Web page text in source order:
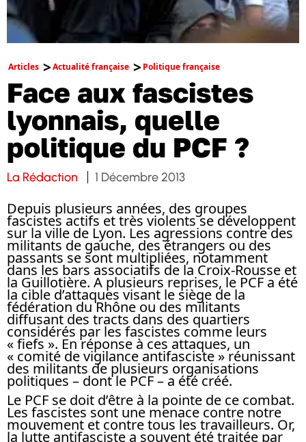
Articles Actualité française Politique française
Face aux fascistes
lyonnais, quelle
politique du PCF ?
La Rédaction 1 Décembre 2013
Depuis plusieurs années, des groupes
fascistes actifs et très violents se développent
sur la ville de Lyon. Les agressions contre des
militants de gauche, des étrangers ou des
passants se sont multipliées, notamment
dans les bars associatifs de la Croix-Rousse et
la Guillotière. A plusieurs reprises, le PCF a été
la cible d’attaques visant le siège de la
fédération du Rhône ou des militants
diffusant des tracts dans des quartiers
considérés par les fascistes comme leurs
« fiefs ». En réponse à ces attaques, un
« comité de vigilance antifasciste » réunissant
des militants de plusieurs organisations
politiques – dont le PCF – a été créé.
Le PCF se doit d’être à la pointe de ce combat.
Les fascistes sont une menace contre notre
mouvement et contre tous les travailleurs. Or,
la lutte antifasciste a souvent été traitée par